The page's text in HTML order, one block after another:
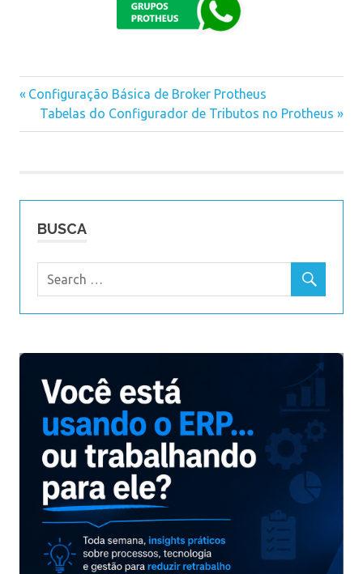
webagent
webapp
Navegação
Previous
Post:
Configuração Básica de Broker Protheus
Next
Post:
Tabelas do Configurador de Tributos no Protheus
BUSCA